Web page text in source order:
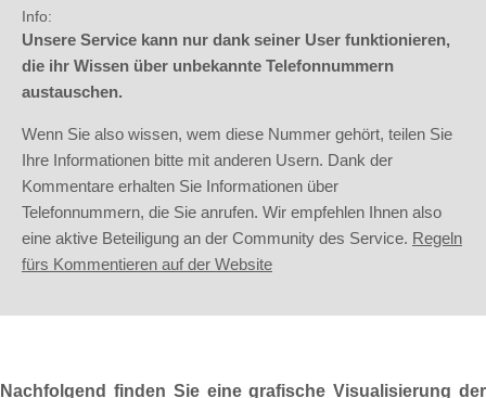
Info:
Unsere Service kann nur dank seiner User funktionieren,
die ihr Wissen über unbekannte Telefonnummern
austauschen.
Wenn Sie also wissen, wem diese Nummer gehört, teilen Sie
Ihre Informationen bitte mit anderen Usern. Dank der
Kommentare erhalten Sie Informationen über
Telefonnummern, die Sie anrufen. Wir empfehlen Ihnen also
eine aktive Beteiligung an der Community des Service. Regeln
fürs Kommentieren auf der Website
Nachfolgend finden Sie eine grafische Visualisierung der